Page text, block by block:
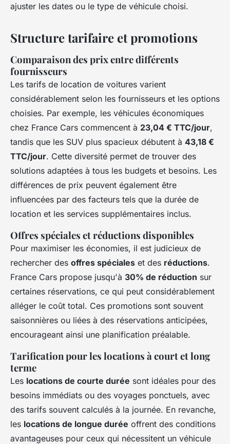
ajuster les dates ou le type de véhicule choisi.
Structure tarifaire et promotions
Comparaison des prix entre différents
fournisseurs
Les tarifs de location de voitures varient
considérablement selon les fournisseurs et les options
choisies. Par exemple, les véhicules économiques
chez France Cars commencent à 23,04 € TTC/jour,
tandis que les SUV plus spacieux débutent à 43,18 €
TTC/jour. Cette diversité permet de trouver des
solutions adaptées à tous les budgets et besoins. Les
différences de prix peuvent également être
influencées par des facteurs tels que la durée de
location et les services supplémentaires inclus.
Offres spéciales et réductions disponibles
Pour maximiser les économies, il est judicieux de
rechercher des offres spéciales et des réductions.
France Cars propose jusqu'à 30% de réduction sur
certaines réservations, ce qui peut considérablement
alléger le coût total. Ces promotions sont souvent
saisonnières ou liées à des réservations anticipées,
encourageant ainsi une planification préalable.
Tarification pour les locations à court et long
terme
Les locations de courte durée sont idéales pour des
besoins immédiats ou des voyages ponctuels, avec
des tarifs souvent calculés à la journée. En revanche,
les locations de longue durée offrent des conditions
avantageuses pour ceux qui nécessitent un véhicule